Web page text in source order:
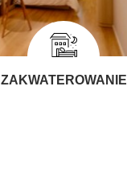
ZAKWATEROWANIE